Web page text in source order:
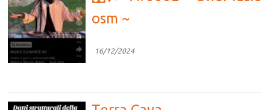
osm ~
16/12/2024